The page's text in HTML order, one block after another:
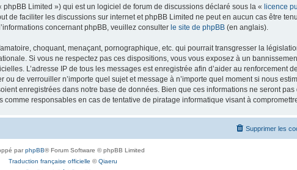
Limited ») qui est un logiciel de forum de discussions déclaré sous la « licence
de faciliter les discussions sur internet et phpBB Limited ne peut en aucun cas être
concernant phpBB, veuillez consulter le site de phpBB (en anglais).
choquant, menaçant, pornographique, etc. qui pourrait transgresser la
Si vous ne respectez pas ces dispositions, vous vous exposez à un
L’adresse IP de tous les messages est enregistrée afin d’aider au renforcement
de verrouiller n’importe quel sujet et message à n’importe quel moment si nous
enregistrées dans notre base de données. Bien que ces informations ne seront
responsables en cas de tentative de piratage informatique visant à
Supprimer les
parphpBB® Forum Software © phpBB Limited
Traduction française officielle ©Qiaeru